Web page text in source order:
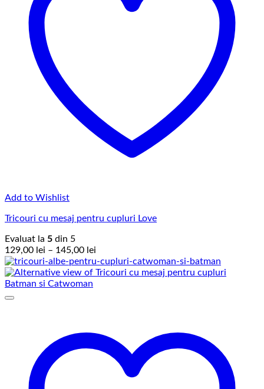
Add to Wishlist
Tricouri cu mesaj pentru cupluri Love
Evaluat la 5 din 5
129,00 lei – 145,00 lei
de
prețuri: